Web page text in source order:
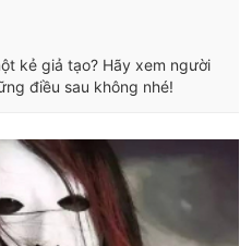
kẻ giả tạo? Hãy xem người
điều sau không nhé!